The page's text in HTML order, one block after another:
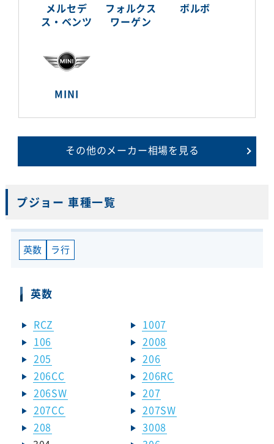
メルセデ
ス・ベンツ
フォルクス
ワーゲン
ボルボ
MINI
その他のメーカー相場を見る
プジョー 車種一覧
英数 ラ行
英数
RCZ
1007
106
2008
205
206
206CC
206RC
206SW
207
207CC
207SW
208
3008